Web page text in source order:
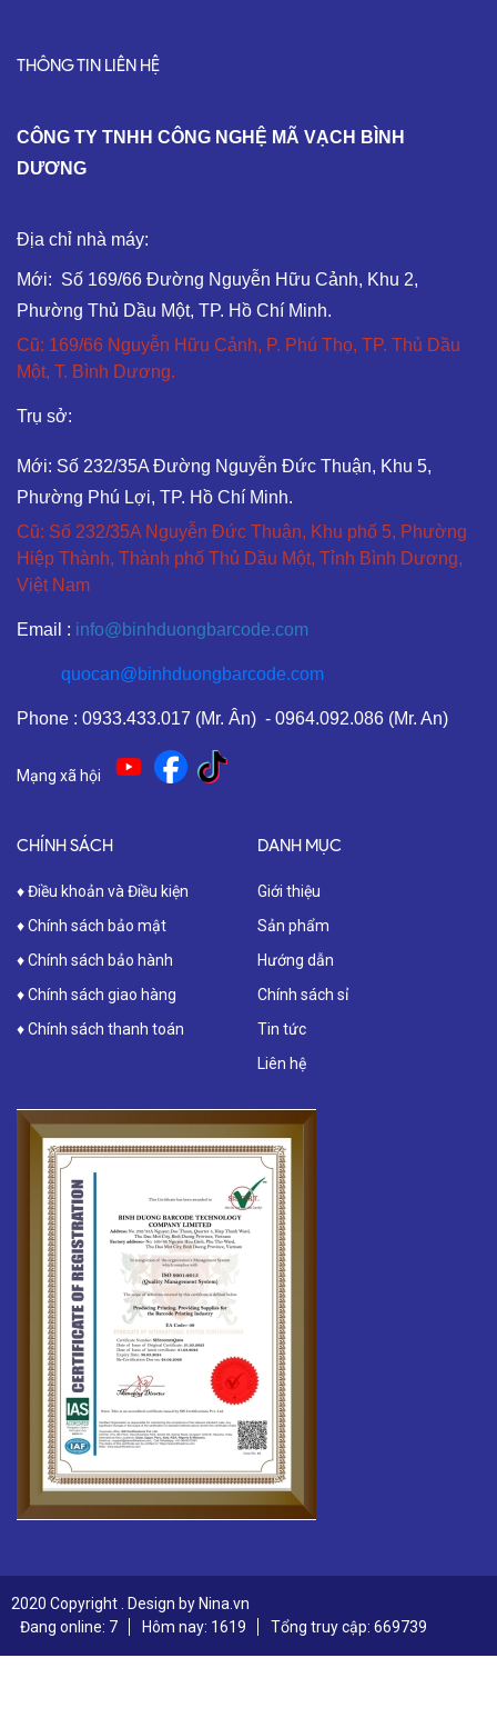
THÔNG TIN LIÊN HỆ
CÔNG TY TNHH CÔNG NGHỆ MÃ VẠCH BÌNH
DƯƠNG
Địa chỉ nhà máy:
Mới: Số 169/66 Đường Nguyễn Hữu Cảnh, Khu 2,
Phường Thủ Dầu Một, TP. Hồ Chí Minh.
Cũ: 169/66 Nguyễn Hữu Cảnh, P. Phú Thọ, TP. Thủ Dầu
Một, T. Bình Dương.
Trụ sở:
Mới: Số 232/35A Đường Nguyễn Đức Thuận, Khu 5,
Phường Phú Lợi, TP. Hồ Chí Minh.
Cũ: Số 232/35A Nguyễn Đức Thuận, Khu phố 5, Phường
Hiệp Thành, Thành phố Thủ Dầu Một, Tỉnh Bình Dương,
Việt Nam
Email : info@binhduongbarcode.com
quocan@binhduongbarcode.com
Phone : 0933.433.017 (Mr. Ân) - 0964.092.086 (Mr. An)
Mạng xã hội
CHÍNH SÁCH
♦ Điều khoản và Điều kiện
♦ Chính sách bảo mật
♦ Chính sách bảo hành
♦ Chính sách giao hàng
♦ Chính sách thanh toán
DANH MỤC
Giới thiệu
Sản phẩm
Hướng dẫn
Chính sách sỉ
Tin tức
Liên hệ
2020 Copyright . Design by Nina.vn
Đang online: 7
Hôm nay: 1619 Tổng truy cập: 669739